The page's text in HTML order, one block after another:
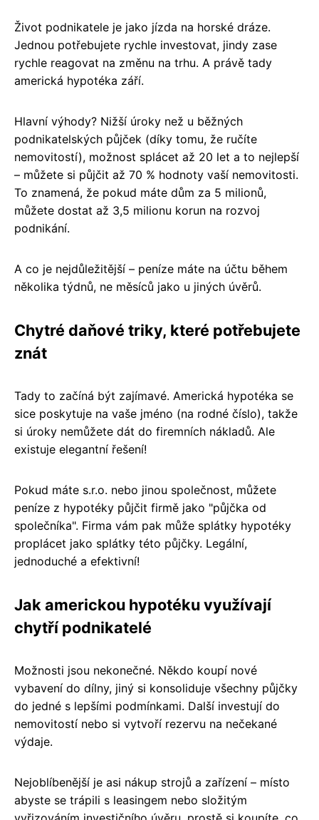
Život podnikatele je jako jízda na horské dráze.
Jednou potřebujete rychle investovat, jindy zase
rychle reagovat na změnu na trhu. A právě tady
americká hypotéka září.
Hlavní výhody? Nižší úroky než u běžných
podnikatelských půjček (díky tomu, že ručíte
nemovitostí), možnost splácet až 20 let a to nejlepší
– můžete si půjčit až 70 % hodnoty vaší nemovitosti.
To znamená, že pokud máte dům za 5 milionů,
můžete dostat až 3,5 milionu korun na rozvoj
podnikání.
A co je nejdůležitější – peníze máte na účtu během
několika týdnů, ne měsíců jako u jiných úvěrů.
Chytré daňové triky, které potřebujete
znát
Tady to začíná být zajímavé. Americká hypotéka se
sice poskytuje na vaše jméno (na rodné číslo), takže
si úroky nemůžete dát do firemních nákladů. Ale
existuje elegantní řešení!
Pokud máte s.r.o. nebo jinou společnost, můžete
peníze z hypotéky půjčit firmě jako "půjčka od
společníka". Firma vám pak může splátky hypotéky
proplácet jako splátky této půjčky. Legální,
jednoduché a efektivní!
Jak americkou hypotéku využívají
chytří podnikatelé
Možnosti jsou nekonečné. Někdo koupí nové
vybavení do dílny, jiný si konsoliduje všechny půjčky
do jedné s lepšími podmínkami. Další investují do
nemovitostí nebo si vytvoří rezervu na nečekané
výdaje.
Nejoblíbenější je asi nákup strojů a zařízení – místo
abyste se trápili s leasingem nebo složitým